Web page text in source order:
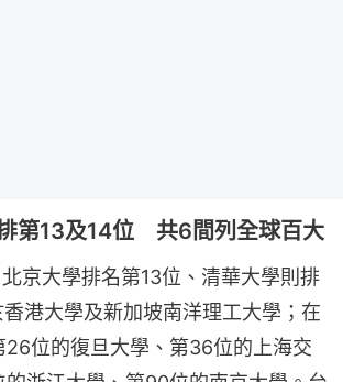
第13及14位 共6間列全球百大
京大學排名第13位、清華大學則排
港大學及新加坡南洋理工大學；在
位的復旦大學、第36位的上海交